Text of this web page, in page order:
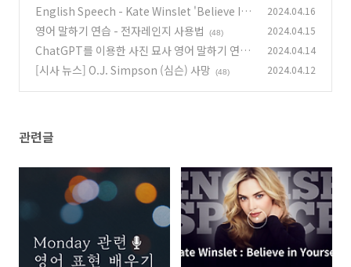
English Speech - Kate Winslet 'Believe In
Yourself'
(47)
2024.04.16
영어 말하기 연습 - 전자레인지 사용법 (48) 2024.04.15
ChatGPT를 이용한 사진 묘사 영어 말하기 연습
(43)
2024.04.14
[시사 뉴스] O.J. Simpson (심슨) 사망 (48) 2024.04.12
관련글